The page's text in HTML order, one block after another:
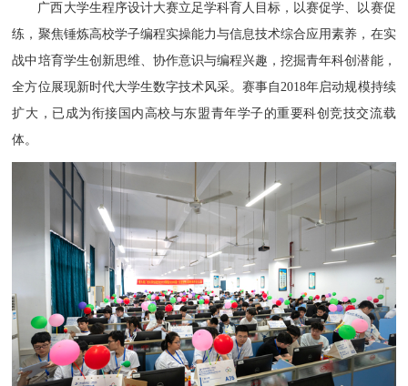
广西大学生程序设计大赛立足学科育人目标，以赛促学、以赛促
练，聚焦锤炼高校学子编程实操能力与信息技术综合应用素养，在实
战中培育学生创新思维、协作意识与编程兴趣，挖掘青年科创潜能，
全方位展现新时代大学生数字技术风采。赛事自2018年启动规模持续
扩大 ，已成为衔接国内高校与东盟青年学子的重要科创竞技交流载
体。